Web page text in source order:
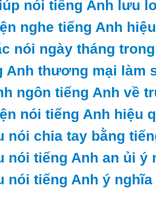
nói tiếng Anh lưu
nghe tiếng Anh
nói ngày tháng
Anh thương mại làm
ngôn tiếng Anh về
nói tiếng Anh hiệu
nói chia tay bằng
nói tiếng Anh an ủi ý
nói tiếng Anh ý